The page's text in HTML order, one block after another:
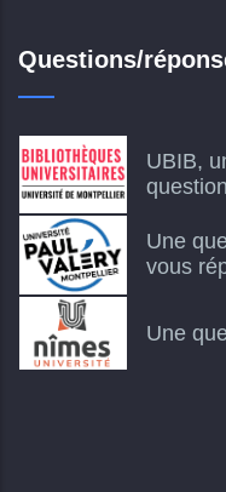
Questions/
UBIB,
Une
vous
Une